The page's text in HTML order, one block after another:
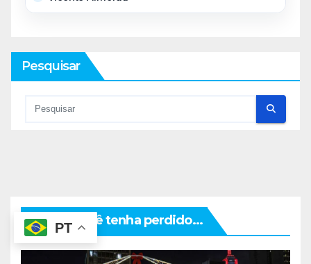
Pesquisar
Talvez você tenha perdido...
PT